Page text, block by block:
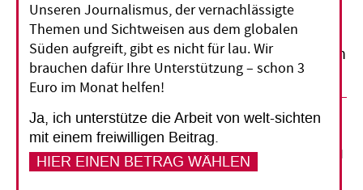
Die schädliche Gier nach Fleisch
Tierhaltung muss strenger reglementiert werden
30. April 2010 Gesine Kauffmann
Unseren Journalismus, der vernachlässigte
Themen und Sichtweisen aus dem globalen
Süden aufgreift, gibt es nicht für lau. Wir
brauchen dafür Ihre Unterstützung – schon 3
Euro im Monat helfen!
Ja, ich unterstütze die Arbeit von welt-sichten
mit einem freiwilligen Beitrag.
HIER EINEN BETRAG WÄHLEN